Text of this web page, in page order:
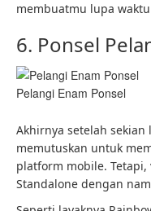
membuatmu lupa
6. Ponsel
Pelangi Enam Ponsel
Akhirnya setelah
memutuskan untuk
platform mobile.
Standalone dengan